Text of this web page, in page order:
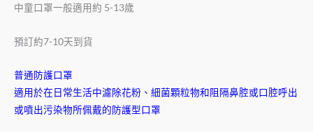
中童口罩一般適用約 5-13歲
預訂約7-10天到貨
普通防護口罩
適用於在日常生活中濾除花粉、細菌顆粒物和阻隔鼻腔或口腔呼出
或噴出污染物所佩戴的防護型口罩